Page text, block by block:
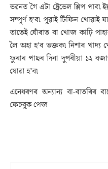
ভৱনত গৈ এটা ট্ৰেভেল শ্লিপ পাব৷
সম্পূৰ্ণ হ’ব৷ পুৱাই টিফিন খোৱাই
তাতেই ঘোঁৰাত বা খোজ কাঢ়ি
লৈ অহা হ’ব ভক্তক৷ নিশাৰ খাদ্য
ফুৰাৰ পাছৰ দিনা দুপৰীয়া ১২
যোৱা হ’ব৷
এনেধৰণৰ অন্যান্য বা-
ফেচবুক পেজ